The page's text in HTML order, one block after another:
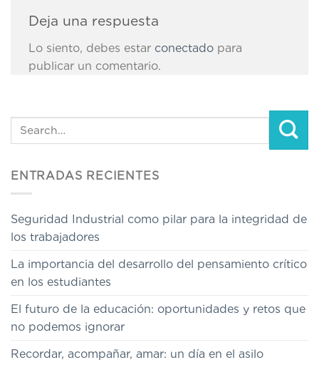
Deja una respuesta
Lo siento, debes estar conectado para
publicar un comentario.
ENTRADAS RECIENTES
Seguridad Industrial como pilar para la integridad de
los trabajadores
La importancia del desarrollo del pensamiento crítico
en los estudiantes
El futuro de la educación: oportunidades y retos que
no podemos ignorar
Recordar, acompañar, amar: un día en el asilo